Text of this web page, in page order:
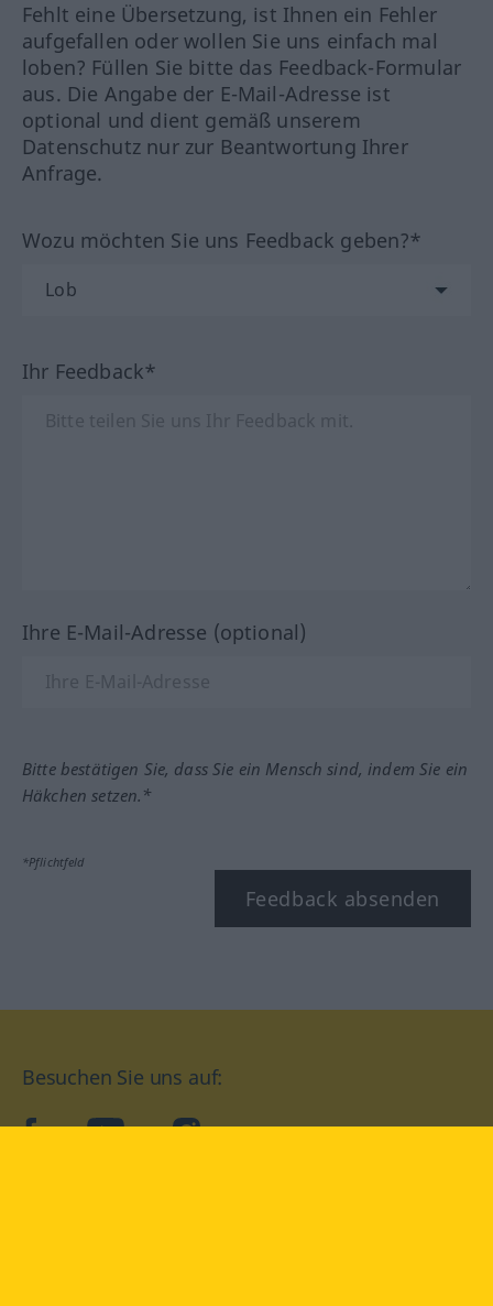
Fehlt eine Übersetzung, ist Ihnen ein Fehler
aufgefallen oder wollen Sie uns einfach mal
loben? Füllen Sie bitte das Feedback-Formular
aus. Die Angabe der E-Mail-Adresse ist
optional und dient gemäß unserem
Datenschutz nur zur Beantwortung Ihrer
Anfrage.
Wozu möchten Sie uns Feedback geben?*
Ihr Feedback*
Ihre E-Mail-Adresse (optional)
Bitte bestätigen Sie, dass Sie ein Mensch sind, indem Sie ein
Häkchen setzen.*
*Pflichtfeld
Feedback absenden
Besuchen Sie uns auf:
facebookYouTube Instagram